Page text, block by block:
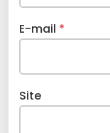
E-mail *
Site